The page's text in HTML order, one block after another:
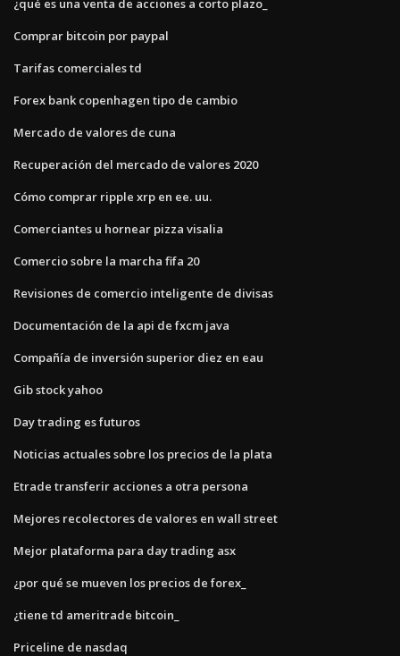
¿qué es una venta de acciones a corto plazo_
Comprar bitcoin por paypal
Tarifas comerciales td
Forex bank copenhagen tipo de cambio
Mercado de valores de cuna
Recuperación del mercado de valores 2020
Cómo comprar ripple xrp en ee. uu.
Comerciantes u hornear pizza visalia
Comercio sobre la marcha fifa 20
Revisiones de comercio inteligente de divisas
Documentación de la api de fxcm java
Compañía de inversión superior diez en eau
Gib stock yahoo
Day trading es futuros
Noticias actuales sobre los precios de la plata
Etrade transferir acciones a otra persona
Mejores recolectores de valores en wall street
Mejor plataforma para day trading asx
¿por qué se mueven los precios de forex_
¿tiene td ameritrade bitcoin_
Priceline de nasdaq